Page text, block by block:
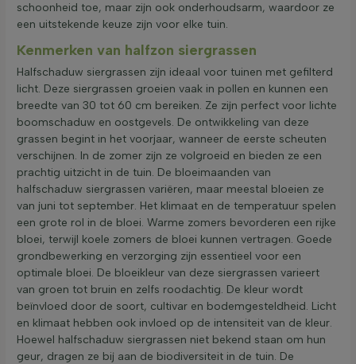
schoonheid toe, maar zijn ook onderhoudsarm, waardoor ze
een uitstekende keuze zijn voor elke tuin.
Kenmerken van halfzon siergrassen
Halfschaduw siergrassen zijn ideaal voor tuinen met gefilterd
licht. Deze siergrassen groeien vaak in pollen en kunnen een
breedte van 30 tot 60 cm bereiken. Ze zijn perfect voor lichte
boomschaduw en oostgevels. De ontwikkeling van deze
grassen begint in het voorjaar, wanneer de eerste scheuten
verschijnen. In de zomer zijn ze volgroeid en bieden ze een
prachtig uitzicht in de tuin. De bloeimaanden van
halfschaduw siergrassen variëren, maar meestal bloeien ze
van juni tot september. Het klimaat en de temperatuur spelen
een grote rol in de bloei. Warme zomers bevorderen een rijke
bloei, terwijl koele zomers de bloei kunnen vertragen. Goede
grondbewerking en verzorging zijn essentieel voor een
optimale bloei. De bloeikleur van deze siergrassen varieert
van groen tot bruin en zelfs roodachtig. De kleur wordt
beïnvloed door de soort, cultivar en bodemgesteldheid. Licht
en klimaat hebben ook invloed op de intensiteit van de kleur.
Hoewel halfschaduw siergrassen niet bekend staan om hun
geur, dragen ze bij aan de biodiversiteit in de tuin. De